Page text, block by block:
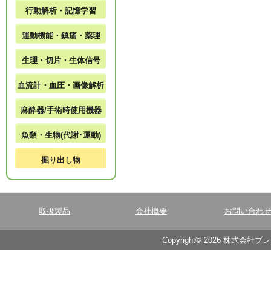
行動解析・記憶学習
運動機能・鎮痛・薬理
生理・切片・生体信号
血流計・血圧・画像解析
麻酔器/手術時使用機器
魚類・生物(代謝･運動)
掘り出し物
取扱製品 会社概要 お問い合わせ
Copyright© 2026 株式会社ブ